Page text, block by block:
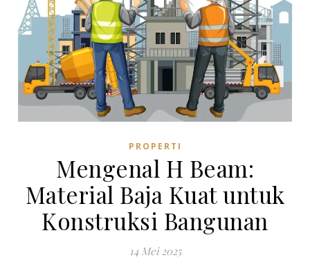
PROPERTI
Mengenal H Beam:
Material Baja Kuat untuk
Konstruksi Bangunan
14 Mei 2025